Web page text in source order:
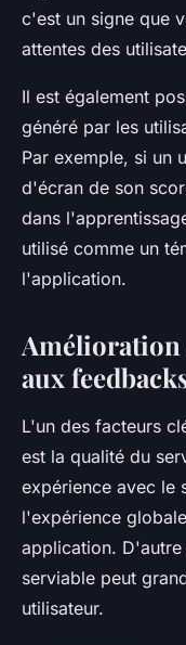
c'est un signe que
attentes des
Il est également
généré par les
Par exemple, si un
d'écran de son
dans
utilisé comme un
l'application.
Amélioration
aux
L'un des facteurs
est la qualité du
expérience avec le
l'expérience
application.
serviable peut
utilisateur.